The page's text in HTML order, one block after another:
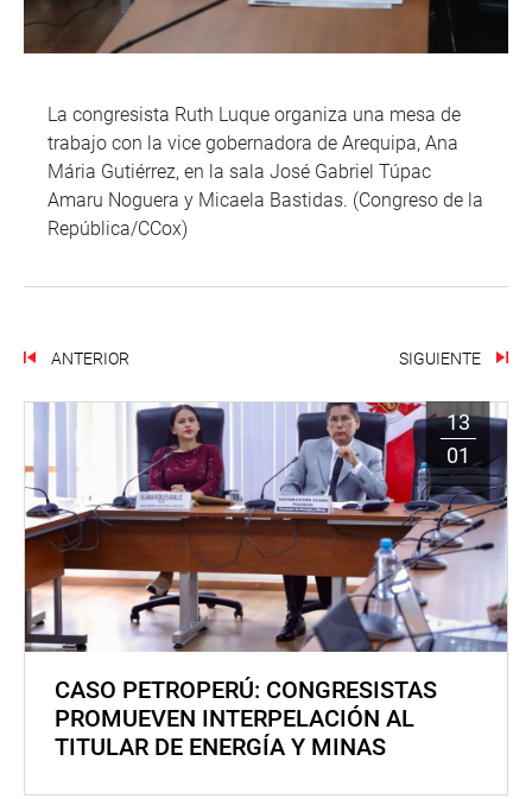
La congresista Ruth Luque organiza una mesa de
trabajo con la vice gobernadora de Arequipa, Ana
Mária Gutiérrez, en la sala José Gabriel Túpac
Amaru Noguera y Micaela Bastidas. (Congreso de la
República/CCox)
ANTERIOR SIGUIENTE
13
01
CASO PETROPERÚ: CONGRESISTAS
PROMUEVEN INTERPELACIÓN AL
TITULAR DE ENERGÍA Y MINAS